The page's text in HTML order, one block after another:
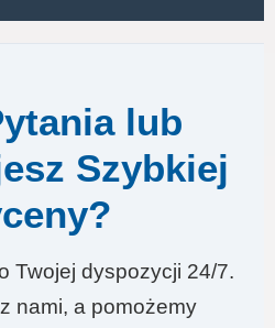
lub
Szybkiej
Twojej dyspozycji 24/7.
nami, a pomożemy